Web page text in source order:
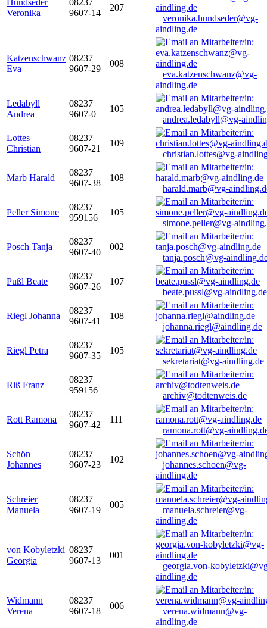
Hundseder
Veronika
08237
9607-14
207
veronika.hundseder@vg-
aindling.de
Katzenschwanz
Eva
08237
9607-29
008
eva.katzenschwanz@vg-
aindling.de
Ledabyll
Andrea
08237
9607-0
105
andrea.ledabyll@vg-
Lottes
Christian
08237
9607-21
109
christian.lottes@vg-
Marb Harald
08237
9607-38
108
harald.marb@vg-
Peller Simone
08237
959156
105
simone.peller@vg-
Posch Tanja
08237
9607-40
002
tanja.posch@vg-
Pußl Beate
08237
9607-26
107
beate.pussl@vg-aindling.de
Riegl Johanna
08237
9607-41
108
johanna.riegl@aindling.de
Riegl Petra
08237
9607-35
105
sekretariat@vg-aindling.de
Riß Franz
08237
959156
archiv@todtenweis.de
Rott Ramona
08237
9607-42
111
ramona.rott@vg-
Schön
Johannes
08237
9607-23
102
johannes.schoen@vg-
aindling.de
Schreier
Manuela
08237
9607-19
005
manuela.schreier@vg-
aindling.de
von Kobyletzki
Georgia
08237
9607-13
001
georgia.von-
aindling.de
Widmann
Verena
08237
9607-18
006
verena.widmann@vg-
aindling.de